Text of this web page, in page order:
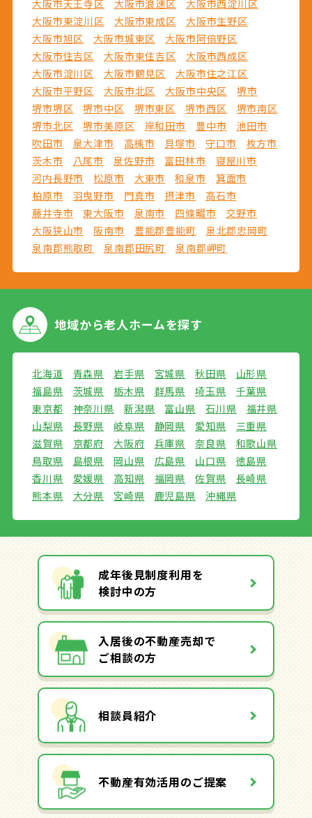
大阪市天王寺区 大阪市浪速区
大阪市西淀川区
大阪市東淀川区
大阪市東成区
大阪市生野区
大阪市旭区
大阪市城東区
大阪市阿倍野区
大阪市住吉区
大阪市東住吉区
大阪市西成区
大阪市淀川区
大阪市鶴見区
大阪市住之江区
大阪市平野区
大阪市北区 大阪市中央区
堺市
堺市堺区
堺市中区 堺市東区 堺市西区
堺市南区
堺市北区
堺市美原区 岸和田市 豊中市
池田市
吹田市
泉大津市 高槻市 貝塚市 守口市
枚方市
茨木市
八尾市 泉佐野市 富田林市
寝屋川市
河内長野市
松原市 大東市 和泉市
箕面市
柏原市
羽曳野市 門真市 摂津市
高石市
藤井寺市
東大阪市 泉南市 四條畷市
交野市
大阪狭山市
阪南市 豊能郡豊能町
泉北郡忠岡町
泉南郡熊取町
泉南郡田尻町 泉南郡岬町
地域から老人ホームを探す
北海道 青森県 岩手県 宮城県 秋田県
山形県
福島県
茨城県 栃木県 群馬県 埼玉県
千葉県
東京都
神奈川県 新潟県 富山県 石川県
福井県
山梨県
長野県 岐阜県 静岡県 愛知県
三重県
滋賀県
京都府 大阪府 兵庫県 奈良県
和歌山県
鳥取県
島根県 岡山県 広島県 山口県
徳島県
香川県
愛媛県 高知県 福岡県 佐賀県
長崎県
熊本県
大分県 宮崎県 鹿児島県 沖縄県
成年後見制度利用を
検討中の方
入居後の不動産売却で
ご相談の方
相談員紹介
不動産有効活用のご提案